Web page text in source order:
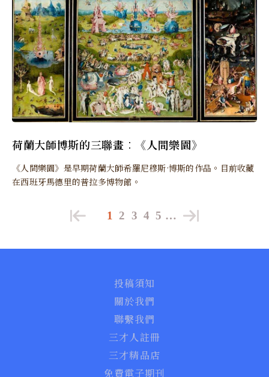
荷蘭大師博斯的三聯畫︰《人間樂園》
《人間樂園》是早期荷蘭大師希羅尼穆斯·博斯的作品。目前收藏
在西班牙馬德里的普拉多博物館。
1 2 3 4 5 …
投稿須知
關於我們
聯繫我們
三才人註冊
三才精品店
免費電子期刊